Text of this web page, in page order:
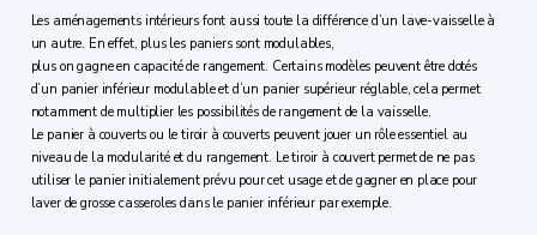
Les aménagements intérieurs font aussi toute la différence d’un lave-vaisselle à
un autre. En effet, plus les paniers sont modulables,
plus on gagne en capacité de rangement. Certains modèles peuvent être dotés
d’un panier inférieur modulable et d’un panier supérieur réglable, cela permet
notamment de multiplier les possibilités de rangement de la vaisselle.
Le panier à couverts ou le tiroir à couverts peuvent jouer un rôle essentiel au
niveau de la modularité et du rangement. Le tiroir à couvert permet de ne pas
utiliser le panier initialement prévu pour cet usage et de gagner en place pour
laver de grosse casseroles dans le panier inférieur par exemple.